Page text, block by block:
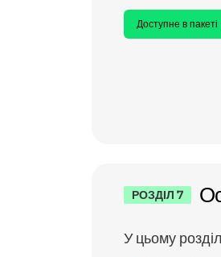
Доступне в пакеті
РОЗДІЛ 7
У цьому